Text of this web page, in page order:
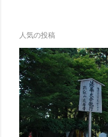
人気の投稿